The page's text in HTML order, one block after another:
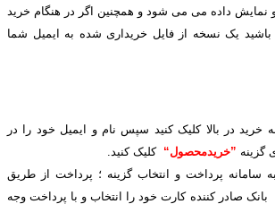
و نمایش داده می می شود و همچنین اگر در هنگام خرید
باشید یک نسخه از فایل خریداری شده به ایمیل شما
خرید در بالا کلیک کنید سپس نام و ایمیل خود را در
گزینه ”خریدمحصول“ کلیک کنید.
سامانه پرداخت و انتخاب گزینه ؛ پرداخت از طریق
بانک صادر کننده کارت خود را انتخاب و با پرداخت وجه